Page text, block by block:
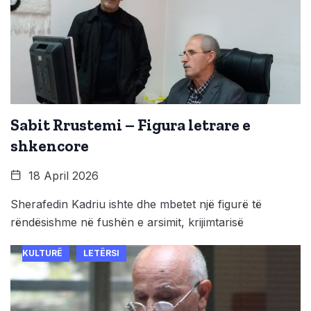
Sabit Rrustemi – Figura letrare e
shkencore
18 April 2026
Sherafedin Kadriu ishte dhe mbetet një figurë të
rëndësishme në fushën e arsimit, krijimtarisë
KULTURË LETËRSI